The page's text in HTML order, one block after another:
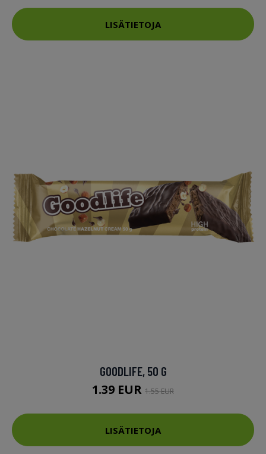
LISÄTIETOJA
GOODLIFE, 50 G
1.39 EUR 1.55 EUR
LISÄTIETOJA